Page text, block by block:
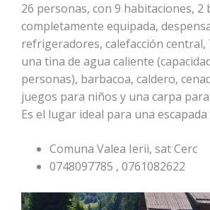
26 personas, con 9 habitaciones, 2
completamente equipada,
refrigeradores, calefacción central,
una tina de agua caliente
personas), barbacoa, caldero,
juegos para niños y una carpa
Es el lugar ideal para una
Comuna Valea Ierii, sat Cerc
0748097785 , 0761082622